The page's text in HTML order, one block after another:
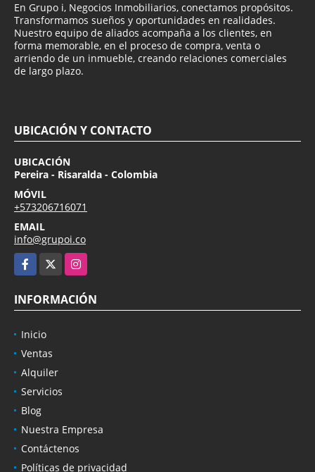
En Grupo i, Negocios Inmobiliarios, conectamos propósitos.
Transformamos sueños y oportunidades en realidades.
Nuestro equipo de aliados acompaña a los clientes, en
forma memorable, en el proceso de compra, venta o
arriendo de un inmueble, creando relaciones comerciales
de largo plazo.
UBICACIÓN Y CONTACTO
UBICACIÓN
Pereira - Risaralda - Colombia
MÓVIL
+573206716071
EMAIL
info@grupoi.co
Facebook
Instagram
INFORMACIÓN
Inicio
Ventas
Alquiler
Servicios
Blog
Nuestra Empresa
Contáctenos
Políticas de privacidad